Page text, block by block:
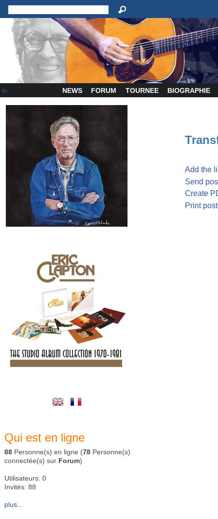
NEWS FORUM TOURNEE BIOGRAPHIE
Qui est en ligne
88 Personne(s) en ligne (78 Personne(s)
connectée(s) sur Forum)
Utilisateurs: 0
Invités: 88
plus...
Add the
Send
Create
Print post